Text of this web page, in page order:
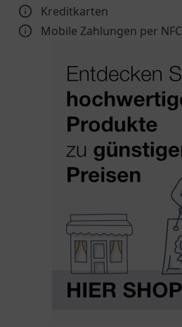
Kreditkarten
Mobile Zahlungen per NFC